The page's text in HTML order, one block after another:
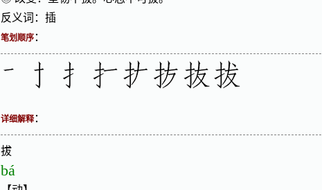
反义词：插
笔划顺序 ：
详细解释：
拔
bá